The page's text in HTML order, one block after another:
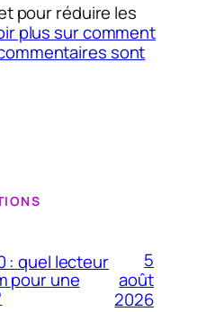
pour réduire les
plus sur comment
sont
: quel lecteur
pour une
5
août
2026